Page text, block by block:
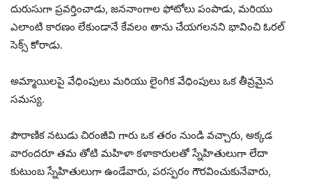
దురుసుగా ప్రవర్తించాడు, జననాంగాల ఫోటోలు పంపాడు, మరియు
ఎలాంటి కారణం లేకుండానే కేవలం తాను చేయగలనని భావించి ఓరల్
సెక్స్ కోరాడు.
అమ్మాయిలపై వేధింపులు మరియు లైంగిక వేధింపులు ఒక తీవ్రమైన
సమస్య.
పౌరాణిక నటుడు చిరంజీవి గారు ఒక తరం నుండి వచ్చారు, అక్కడ
వారందరూ తమ తోటి మహిళా కళాకారులతో స్నేహితులుగా లేదా
కుటుంబ స్నేహితులుగా ఉండేవారు, పరస్పరం గౌరవించుకునేవారు,